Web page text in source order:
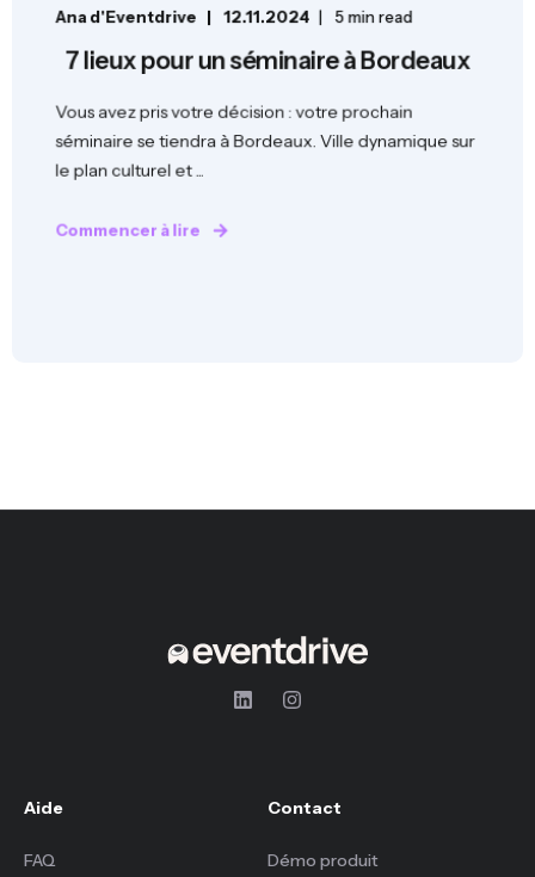
Ana d'Eventdrive 12.11.2024 5 min read
7 lieux pour un séminaire à Bordeaux
Vous avez pris votre décision : votre prochain
séminaire se tiendra à Bordeaux. Ville dynamique sur
le plan culturel et ...
Commencer à lire
Aide
FAQ
Contact
Démo produit